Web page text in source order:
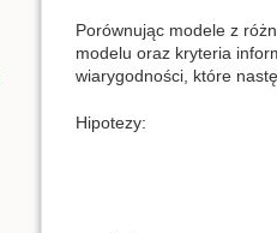
Porównując modele z
modelu oraz kryteria
wiarygodności, które
Hipotezy: